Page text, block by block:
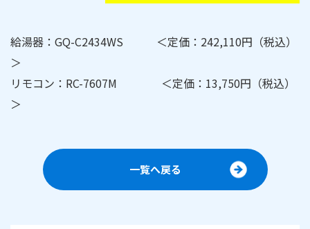
給湯器：GQ-C2434WS ＜定価：242,110円（税込）
＞
リモコン：RC-7607M ＜定価：13,750円（税込）
＞
一覧へ戻る